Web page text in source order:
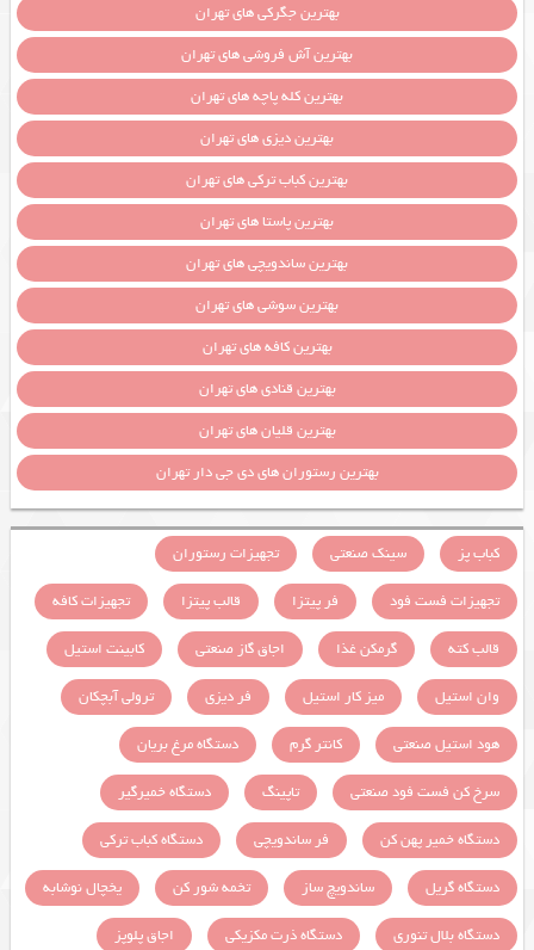
بهترین جگرکی های تهران
بهترین آش فروشی های تهران
بهترین کله پاچه های تهران
بهترین دیزی های تهران
بهترین کباب ترکی های تهران
بهترین پاستا های تهران
بهترین ساندویچی های تهران
بهترین سوشی های تهران
بهترین کافه های تهران
بهترین قنادی های تهران
بهترین قلیان های تهران
بهترین رستوران های دی جی دار تهران
کباب پز سینک صنعتی
تجهیزات رستوران
تجهیزات فست فود
فر پیتزا قالب پیتزا
تجهیزات کافه
قالب کته
گرمکن غذا اجاق گاز صنعتی
کابینت استیل
وان استیل
میز کار استیل فر دیزی
ترولی آبچکان
هود استیل صنعتی
کانتر گرم
دستگاه مرغ بریان
سرخ کن فست فود صنعتی
تاپینگ
دستگاه خمیرگیر
دستگاه خمیر پهن کن
فر ساندویچی
دستگاه کباب ترکی
دستگاه گریل
ساندویچ ساز تخمه شور کن
یخچال نوشابه
دستگاه بلال تنوری
دستگاه ذرت مکزیکی اجاق پلوپز